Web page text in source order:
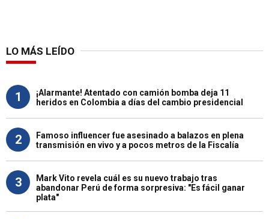
LO MÁS LEÍDO
1
¡Alarmante! Atentado con camión bomba deja 11
heridos en Colombia a días del cambio presidencial
2
Famoso influencer fue asesinado a balazos en plena
transmisión en vivo y a pocos metros de la Fiscalía
3
Mark Vito revela cuál es su nuevo trabajo tras
abandonar Perú de forma sorpresiva: "Es fácil ganar
plata"